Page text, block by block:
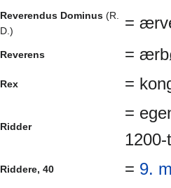
Reverendus Dominus (R.
D.)
=
Reverens =
Rex =
Ridder
=
Riddere, 40 = 9.